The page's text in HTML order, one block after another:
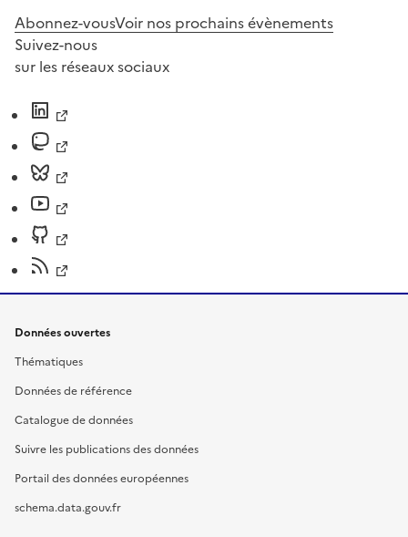
Abonnez-vousVoir nos prochains évènements
Suivez-nous
sur les réseaux sociaux
Données ouvertes
Thématiques
Données de référence
Catalogue de données
Suivre les publications des données
Portail des données européennes
schema.data.gouv.fr